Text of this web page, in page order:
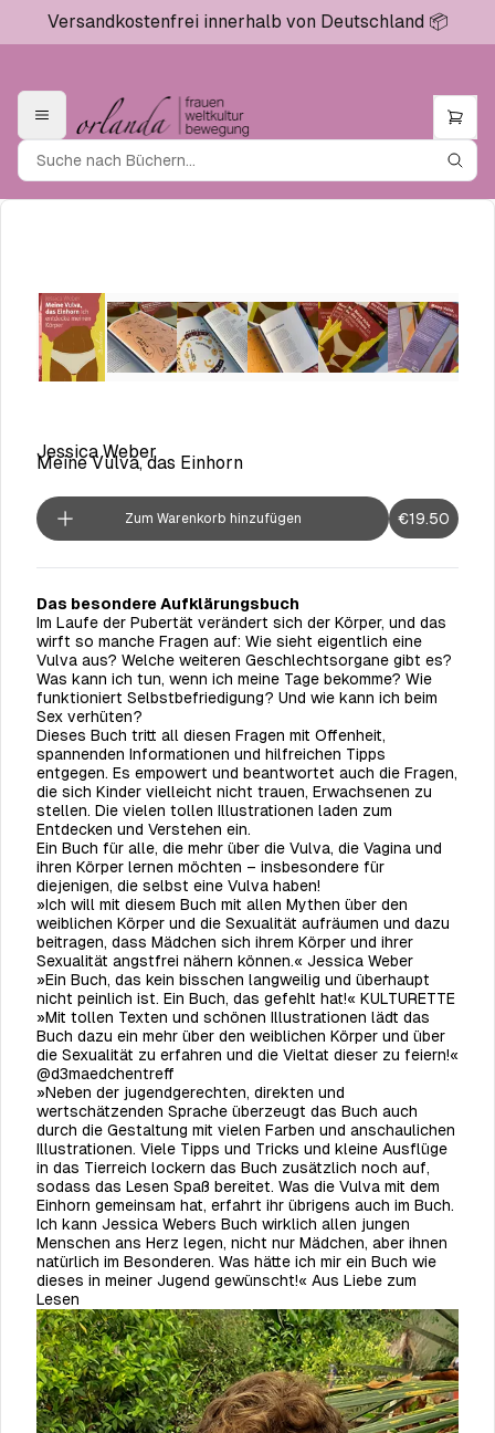
Versandkostenfrei innerhalb von Deutschland 📦
Jessica Weber
Meine Vulva, das Einhorn
Zum Warenkorb hinzufügen €19.50
Das besondere Aufklärungsbuch
Im Laufe der Pubertät verändert sich der Körper, und das
wirft so manche Fragen auf: Wie sieht eigentlich eine
Vulva aus? Welche weiteren Geschlechtsorgane gibt es?
Was kann ich tun, wenn ich meine Tage bekomme? Wie
funktioniert Selbstbefriedigung? Und wie kann ich beim
Sex verhüten?
Dieses Buch tritt all diesen Fragen mit Offenheit,
spannenden Informationen und hilfreichen Tipps
entgegen. Es empowert und beantwortet auch die Fragen,
die sich Kinder vielleicht nicht trauen, Erwachsenen zu
stellen. Die vielen tollen Illustrationen laden zum
Entdecken und Verstehen ein.
Ein Buch für alle, die mehr über die Vulva, die Vagina und
ihren Körper lernen möchten – insbesondere für
diejenigen, die selbst eine Vulva haben!
»Ich will mit diesem Buch mit allen Mythen über den
weiblichen Körper und die Sexualität aufräumen und dazu
beitragen, dass Mädchen sich ihrem Körper und ihrer
Sexualität angstfrei nähern können.« Jessica Weber
»Ein Buch, das kein bisschen langweilig und überhaupt
nicht peinlich ist. Ein Buch, das gefehlt hat!« KULTURETTE
»Mit tollen Texten und schönen Illustrationen lädt das
Buch dazu ein mehr über den weiblichen Körper und über
die Sexualität zu erfahren und die Vieltat dieser zu feiern!«
@d3maedchentreff
»Neben der jugendgerechten, direkten und
wertschätzenden Sprache überzeugt das Buch auch
durch die Gestaltung mit vielen Farben und anschaulichen
Illustrationen. Viele Tipps und Tricks und kleine Ausflüge
in das Tierreich lockern das Buch zusätzlich noch auf,
sodass das Lesen Spaß bereitet. Was die Vulva mit dem
Einhorn gemeinsam hat, erfahrt ihr übrigens auch im Buch.
Ich kann Jessica Webers Buch wirklich allen jungen
Menschen ans Herz legen, nicht nur Mädchen, aber ihnen
natürlich im Besonderen. Was hätte ich mir ein Buch wie
dieses in meiner Jugend gewünscht!« Aus Liebe zum
Lesen